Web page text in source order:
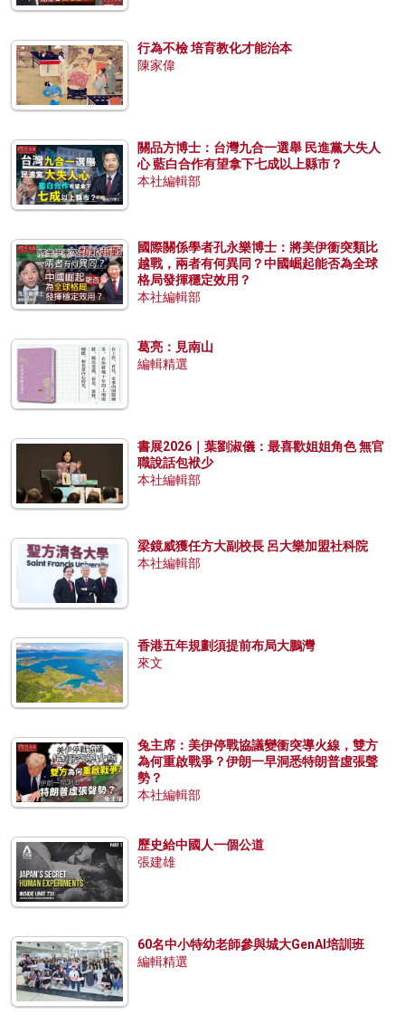
行為不檢 培育教化才能治本
陳家偉
關品方博士：台灣九合一選舉 民進黨大失人
心 藍白合作有望拿下七成以上縣市？
本社編輯部
國際關係學者孔永樂博士：將美伊衝突類比
越戰，兩者有何異同？中國崛起能否為全球
格局發揮穩定效用？
本社編輯部
葛亮：見南山
編輯精選
書展2026｜葉劉淑儀：最喜歡姐姐角色 無官
職說話包袱少
本社編輯部
梁鏡威獲任方大副校長 呂大樂加盟社科院
本社編輯部
香港五年規劃須提前布局大鵬灣
來文
兔主席：美伊停戰協議變衝突導火線，雙方
為何重啟戰爭？伊朗一早洞悉特朗普虛張聲
勢？
本社編輯部
歷史給中國人一個公道
張建雄
60名中小特幼老師參與城大GenAI培訓班
編輯精選